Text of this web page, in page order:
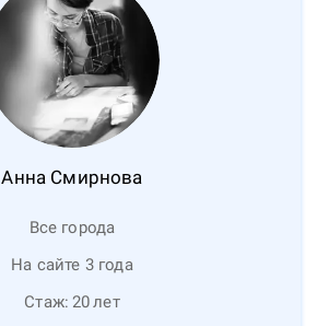
Анна Смирнова
Все города
На сайте 3 года
Стаж: 20лет